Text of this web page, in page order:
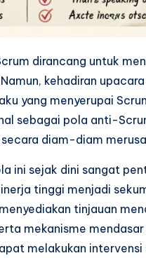
dirancang untuk
kehadiran
yang menyerupai
sebagai pola anti-
diam-diam
ini sejak dini sangat
tinggi menjadi
tinjauan
mekanisme
melakukan